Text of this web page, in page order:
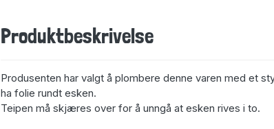
Produktbeskrivelse
Produsenten har valgt å plombere denne varen med et
ha folie rundt esken.
Teipen må skjæres over for å unngå at esken rives i to.